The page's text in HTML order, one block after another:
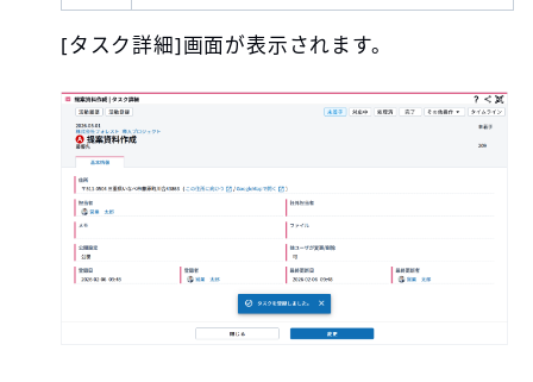
[タスク詳細]画面が表示されます。